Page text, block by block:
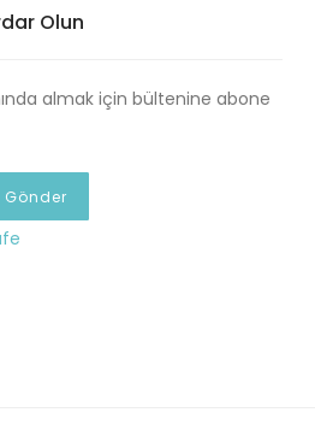
Olun
almak için bültenine abone